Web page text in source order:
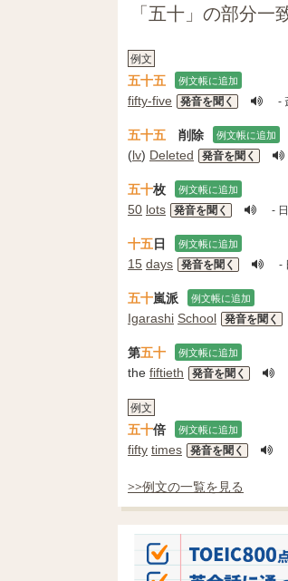
「五十」の部分一
例文
五十五 例文帳に追加
fifty-five 発音を聞く -
五十五 削除 例文帳に追加
(lv) Deleted 発音を聞く
五十枚 例文帳に追加
50 lots 発音を聞く -
十五日 例文帳に追加
15 days 発音を聞く -
五十嵐派 例文帳に追加
Igarashi School 発音を聞く
第五十 例文帳に追加
the fiftieth 発音を聞く
例文
五十倍 例文帳に追加
fifty times 発音を聞く
>>例文の一覧を見る